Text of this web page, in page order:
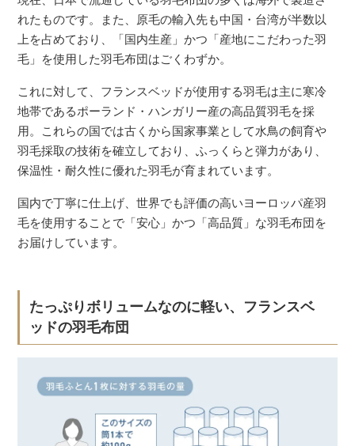
れたものです。また、原毛の輸入先も中国・台湾が半数以
上を占めており、「国内生産」かつ「産地にこだわった羽
毛」を使用した羽毛布団はごくわずか。
これに対して、フランスベッドが使用する羽毛は主に寒冷
地帯であるポーランド・ハンガリー産の高品質羽毛を採
用。これらの国では古くから国家事業として水鳥の飼育や
羽毛採取の技術を確立しており、ふっくらと弾力があり、
保温性・耐久性に優れた羽毛が育まれています。
国内で丁寧に仕上げ、世界でも評価の高いヨーロッパ産羽
毛を使用することで「安心」かつ「高品質」な羽毛布団を
お届けしています。
たっぷりボリュームなのに軽い、フランスベ
ッドの羽毛布団